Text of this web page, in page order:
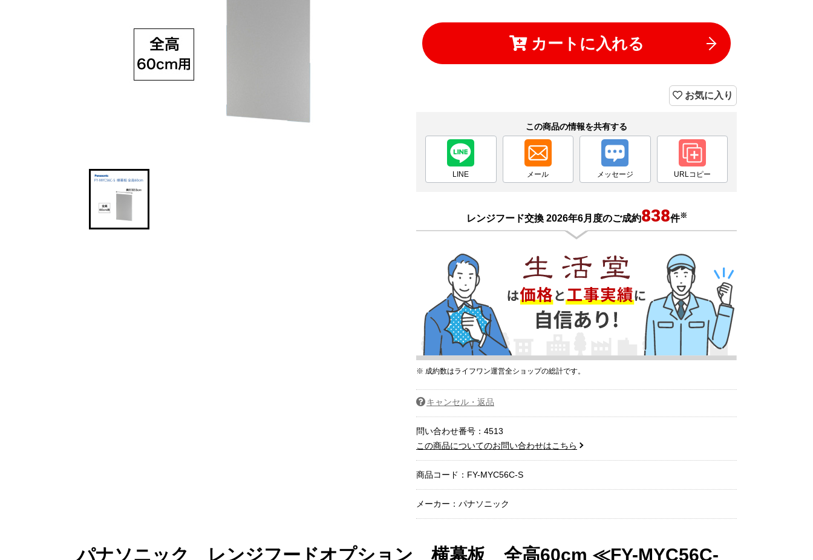
カートに入れる
お気に入り
この商品の情報を共有する
LINE メール メッセージ URLコピー
レンジフード交換 2026年6月度のご成約838件※
※ 成約数はライフワン運営全ショップの総計です。
キャンセル・返品
問い合わせ番号：4513
この商品についてのお問い合わせはこちら
商品コード： FY-MYC56C-S
メーカー：パナソニック
パナソニック レンジフードオプション 横幕板 全高60cm ≪FY-MYC56C-